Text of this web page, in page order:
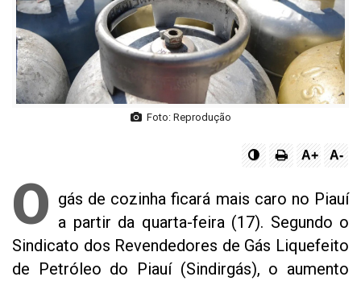
Foto: Reprodução
A+ A-
O gás de cozinha ficará mais caro no Piauí
a partir da quarta-feira (17). Segundo o
Sindicato dos Revendedores de Gás Liquefeito
de Petróleo do Piauí (Sindirgás), o aumento